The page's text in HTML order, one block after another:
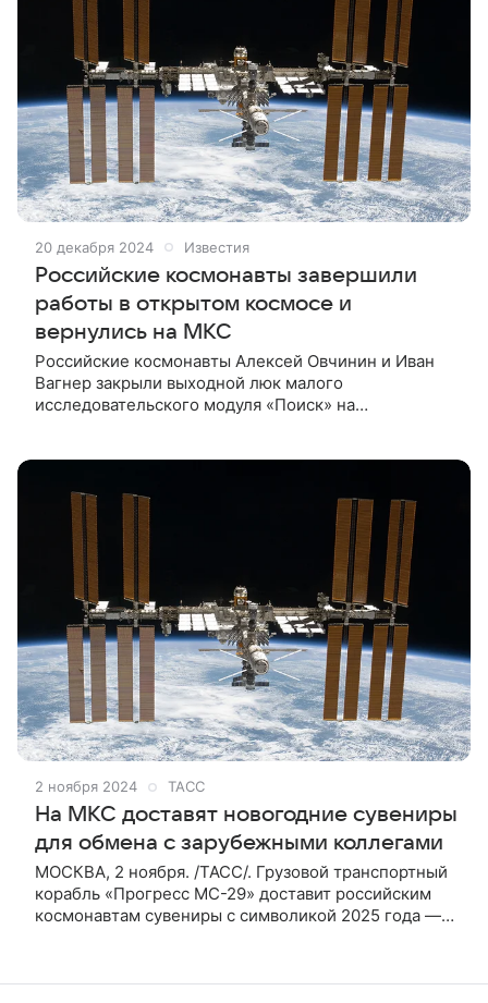
20 декабря 2024 Известия
Российские космонавты завершили
работы в открытом космосе и
вернулись на МКС
Российские космонавты Алексей Овчинин и Иван
Вагнер закрыли выходной люк малого
исследовательского модуля «Поиск» на
2 ноября 2024 ТАСС
На МКС доставят новогодние сувениры
для обмена с зарубежными коллегами
МОСКВА, 2 ноября. /ТАСС/. Грузовой транспортный
корабль «Прогресс МС-29» доставит российским
космонавтам сувениры с символикой 2025 года —